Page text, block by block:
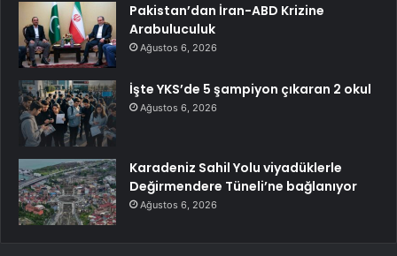
Pakistan’dan İran-ABD Krizine
Arabuluculuk
Ağustos 6, 2026
İşte YKS’de 5 şampiyon çıkaran 2 okul
Ağustos 6, 2026
Karadeniz Sahil Yolu viyadüklerle
Değirmendere Tüneli’ne bağlanıyor
Ağustos 6, 2026